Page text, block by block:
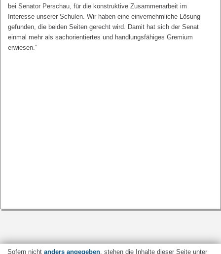
bei Senator Perschau, für die konstruktive Zusammenarbeit im
Interesse unserer Schulen. Wir haben eine einvernehmliche Lösung
gefunden, die beiden Seiten gerecht wird. Damit hat sich der Senat
einmal mehr als sachorientiertes und handlungsfähiges Gremium
erwiesen.“
Sofern nicht anders angegeben, stehen die Inhalte dieser Seite unter